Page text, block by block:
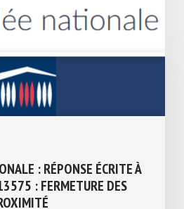
: RÉPONSE ÉCRITE
: FERMETURE
PROXIMITÉ